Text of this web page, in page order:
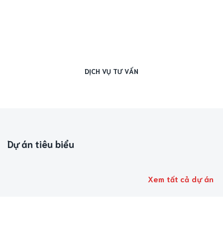
DỊCH VỤ TƯ VẤN
Dự án tiêu biểu
Xem tất cả dự án